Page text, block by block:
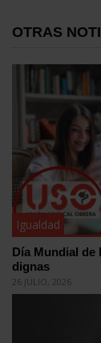
OTRAS
Igualdad
Día Mundial de
dignas
26 JULIO, 2026